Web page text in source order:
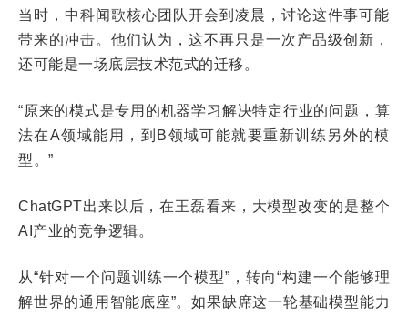
当时，中科闻歌核心团队开会到凌晨，讨论这件事可能
带来的冲击。他们认为，这不再只是一次产品级创新，
还可能是一场底层技术范式的迁移。
“原来的模式是专用的机器学习解决特定行业的问题，算
法在A领域能用，到B领域可能就要重新训练另外的模
型。”
ChatGPT出来以后，在王磊看来，大模型改变的是整个
AI产业的竞争逻辑。
从“针对一个问题训练一个模型”，转向“构建一个能够理
解世界的通用智能底座”。如果缺席这一轮基础模型能力